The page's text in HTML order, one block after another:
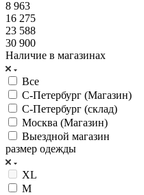
8 963
16 275
23 588
30 900
Наличие в магазинах
Все
С-Петербург (Магазин)
С-Петербург (склад)
Москва (Магазин)
Выездной магазин
размер одежды
XL
M